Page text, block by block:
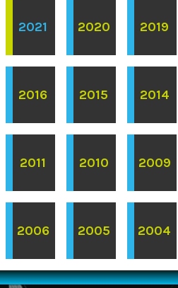
2021 2020 2019
2016 2015 2014
2011 2010 2009
2006 2005 2004